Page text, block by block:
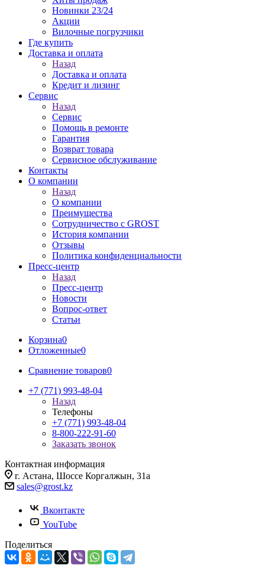
Новинки 23/24
Акции
Вилочные погрузчики
Где купить
Доставка и оплата
Назад
Доставка и оплата
Кредит и лизинг
Сервис
Назад
Сервис
Помощь в ремонте
Гарантия
Возврат товара
Сервисное обслуживание
Контакты
О компании
Назад
О компании
Преимущества
Сотрудничество с GROST
История компании
Отзывы
Политика конфиденциальности
Пресс-центр
Назад
Пресс-центр
Новости
Вопрос-ответ
Статьи
Корзина0
Отложенные0
Сравнение товаров0
+7 (771) 993-48-04
Назад
Телефоны
+7 (771) 993-48-04
8-800-222-91-60
Заказать звонок
Контактная информация
г. Астана, Шоссе Коргалжын, 31а
sales@grost.kz
Вконтакте
YouTube
Поделиться